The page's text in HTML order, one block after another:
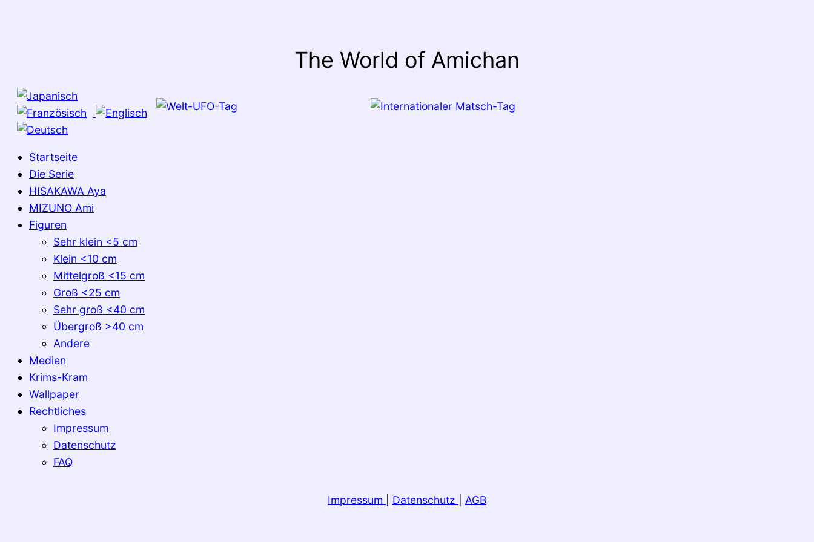
The World of Amichan
Startseite
Die Serie
HISAKAWA Aya
MIZUNO Ami
Figuren
Sehr klein <5 cm
Klein <10 cm
Mittelgroß <15 cm
Groß <25 cm
Sehr groß <40 cm
Übergroß >40 cm
Andere
Medien
Krims-Kram
Wallpaper
Rechtliches
Impressum
Datenschutz
FAQ
Impressum Datenschutz AGB